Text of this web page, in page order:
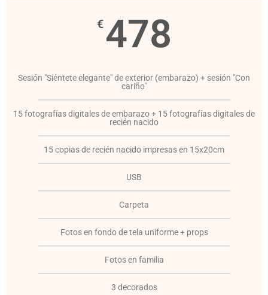
€478
Sesión "Siéntete elegante" de exterior (embarazo) + sesión "Con
cariño"
15 fotografías digitales de embarazo + 15 fotografías digitales de
recién nacido
15 copias de recién nacido impresas en 15x20cm
USB
Carpeta
Fotos en fondo de tela uniforme + props
Fotos en familia
3 decorados